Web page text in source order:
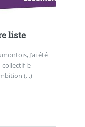
liste
J’ai été
collectif le
(…)